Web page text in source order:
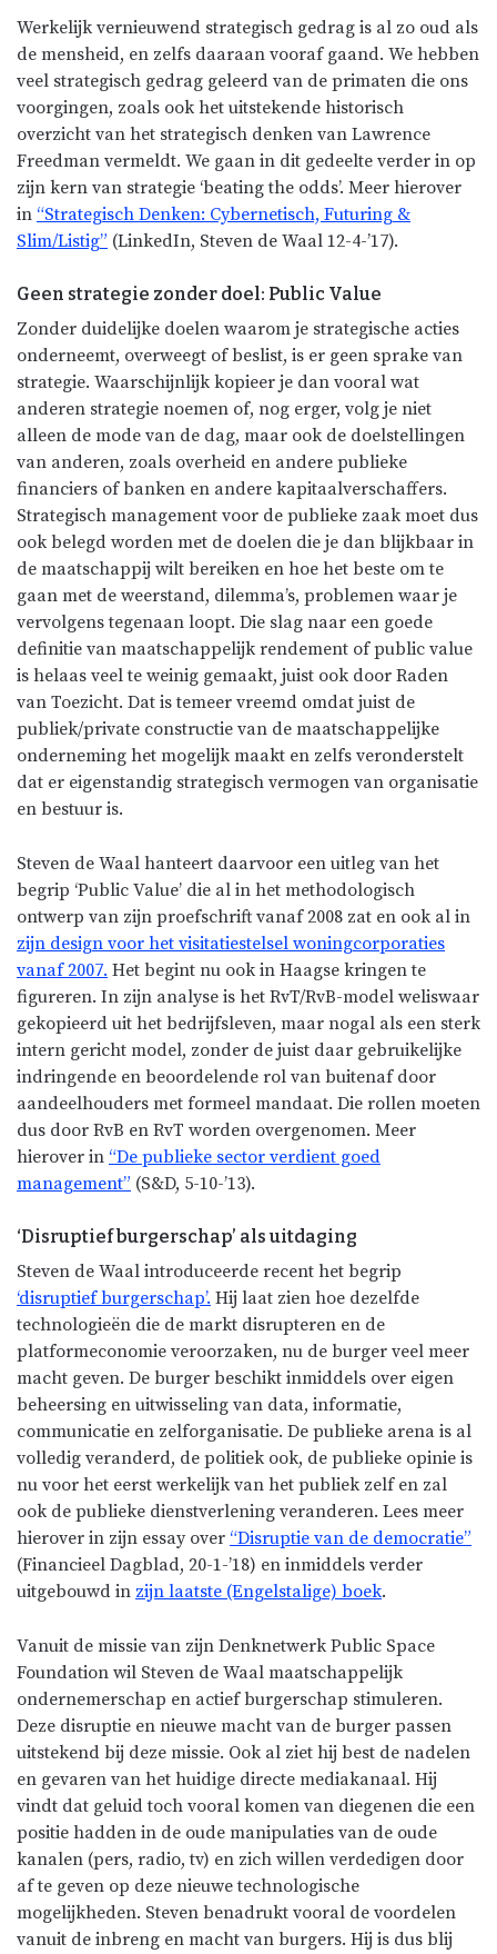
Werkelijk vernieuwend strategisch gedrag is al zo oud als
de mensheid, en zelfs daaraan vooraf gaand. We hebben
veel strategisch gedrag geleerd van de primaten die ons
voorgingen, zoals ook het uitstekende historisch
overzicht van het strategisch denken van Lawrence
Freedman vermeldt. We gaan in dit gedeelte verder in op
zijn kern van strategie ‘beating the odds’. Meer hierover
in “Strategisch Denken: Cybernetisch, Futuring &
Slim/Listig” (LinkedIn, Steven de Waal 12-4-’17).
Geen strategie zonder doel: Public Value
Zonder duidelijke doelen waarom je strategische acties
onderneemt, overweegt of beslist, is er geen sprake van
strategie. Waarschijnlijk kopieer je dan vooral wat
anderen strategie noemen of, nog erger, volg je niet
alleen de mode van de dag, maar ook de doelstellingen
van anderen, zoals overheid en andere publieke
financiers of banken en andere kapitaalverschaffers.
Strategisch management voor de publieke zaak moet dus
ook belegd worden met de doelen die je dan blijkbaar in
de maatschappij wilt bereiken en hoe het beste om te
gaan met de weerstand, dilemma’s, problemen waar je
vervolgens tegenaan loopt. Die slag naar een goede
definitie van maatschappelijk rendement of public value
is helaas veel te weinig gemaakt, juist ook door Raden
van Toezicht. Dat is temeer vreemd omdat juist de
publiek/private constructie van de maatschappelijke
onderneming het mogelijk maakt en zelfs veronderstelt
dat er eigenstandig strategisch vermogen van organisatie
en bestuur is.
Steven de Waal hanteert daarvoor een uitleg van het
begrip ‘Public Value’ die al in het methodologisch
ontwerp van zijn proefschrift vanaf 2008 zat en ook al in
zijn design voor het visitatiestelsel woningcorporaties
vanaf 2007. Het begint nu ook in Haagse kringen te
figureren. In zijn analyse is het RvT/RvB-model weliswaar
gekopieerd uit het bedrijfsleven, maar nogal als een sterk
intern gericht model, zonder de juist daar gebruikelijke
indringende en beoordelende rol van buitenaf door
aandeelhouders met formeel mandaat. Die rollen moeten
dus door RvB en RvT worden overgenomen. Meer
hierover in “De publieke sector verdient goed
management” (S&D, 5-10-’13).
‘Disruptief burgerschap’ als uitdaging
Steven de Waal introduceerde recent het begrip
‘disruptief burgerschap’. Hij laat zien hoe dezelfde
technologieën die de markt disrupteren en de
platformeconomie veroorzaken, nu de burger veel meer
macht geven. De burger beschikt inmiddels over eigen
beheersing en uitwisseling van data, informatie,
communicatie en zelforganisatie. De publieke arena is al
volledig veranderd, de politiek ook, de publieke opinie is
nu voor het eerst werkelijk van het publiek zelf en zal
ook de publieke dienstverlening veranderen. Lees meer
hierover in zijn essay over “Disruptie van de democratie”
(Financieel Dagblad, 20-1-’18) en inmiddels verder
uitgebouwd in zijn laatste (Engelstalige) boek.
Vanuit de missie van zijn Denknetwerk Public Space
Foundation wil Steven de Waal maatschappelijk
ondernemerschap en actief burgerschap stimuleren.
Deze disruptie en nieuwe macht van de burger passen
uitstekend bij deze missie. Ook al ziet hij best de nadelen
en gevaren van het huidige directe mediakanaal. Hij
vindt dat geluid toch vooral komen van diegenen die een
positie hadden in de oude manipulaties van de oude
kanalen (pers, radio, tv) en zich willen verdedigen door
af te geven op deze nieuwe technologische
mogelijkheden. Steven benadrukt vooral de voordelen
vanuit de inbreng en macht van burgers. Hij is dus blij